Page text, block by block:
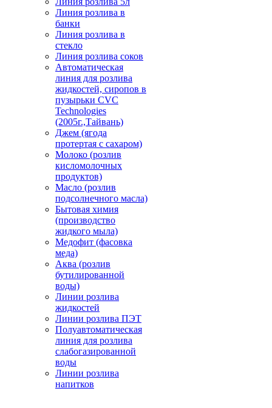
Линия розлива в
банки
Линия розлива в
стекло
Линия розлива соков
Автоматическая
линия для розлива
жидкостей, сиропов в
пузырьки CVC
Technologies
(2005г.,Тайвань)
Джем (ягода
протертая с сахаром)
Молоко (розлив
кисломолочных
продуктов)
Масло (розлив
подсолнечного масла)
Бытовая химия
(производство
жидкого мыла)
Медофит (фасовка
меда)
Аква (розлив
бутилированной
воды)
Линии розлива
жидкостей
Линии розлива ПЭТ
Полуавтоматическая
линия для розлива
слабогазированной
воды
Линии розлива
напитков